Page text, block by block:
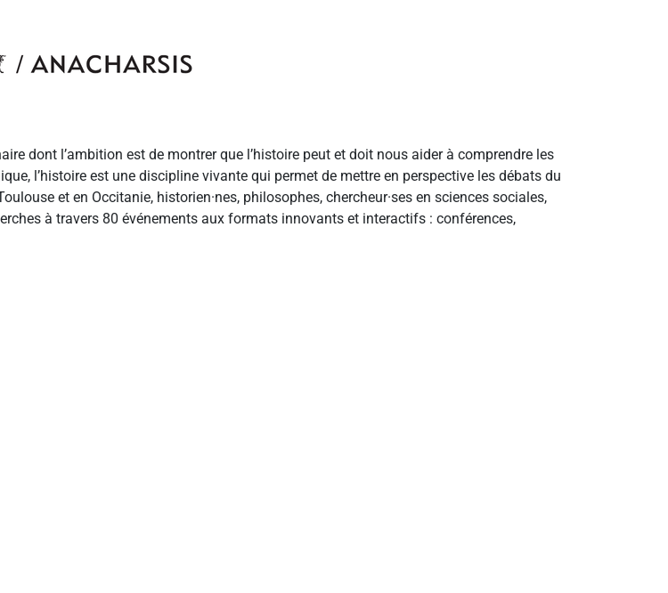
dont l’ambition est de montrer que l’histoire peut et doit nous aider à comprendre les
l’histoire est une discipline vivante qui permet de mettre en perspective les débats du
et en Occitanie, historien·nes, philosophes, chercheur·ses en sciences sociales,
à travers 80 événements aux formats innovants et interactifs : conférences,